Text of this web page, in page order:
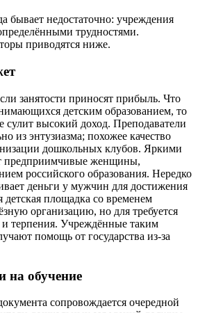
бывает недостаточно: учреждения
трудностями.
приводятся ниже.
занятости приносят прибыль. Что
детским образованием, то
сулит высокий доход. Преподаватели
из энтузиазма; похожее качество
дошкольных клубов. Яркими
предприимчивые женщины,
российского образования. Нередко
деньги у мужчин для достижения
площадка со временем
организацию, но для требуется
терпения. Учреждённые таким
помощь от государства из-за
на обучение
сопровождается очередной